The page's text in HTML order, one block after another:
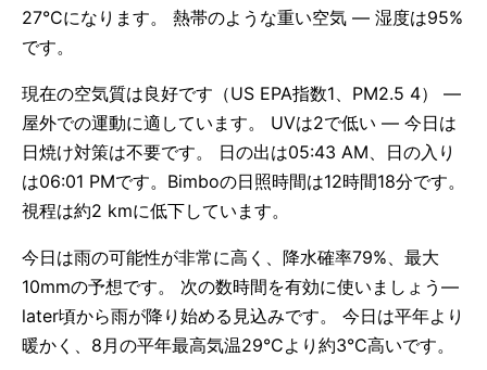
27°Cになります。 熱帯のような重い空気 — 湿度は95%
です。
現在の空気質は良好です（US EPA指数1、PM2.5 4） —
屋外での運動に適しています。 UVは2で低い — 今日は
日焼け対策は不要です。 日の出は05:43 AM、日の入り
は06:01 PMです。Bimboの日照時間は12時間18分です。
視程は約2 kmに低下しています。
今日は雨の可能性が非常に高く、降水確率79%、最大
10mmの予想です。 次の数時間を有効に使いましょう—
later頃から雨が降り始める見込みです。 今日は平年より
暖かく、8月の平年最高気温29°Cより約3°C高いです。